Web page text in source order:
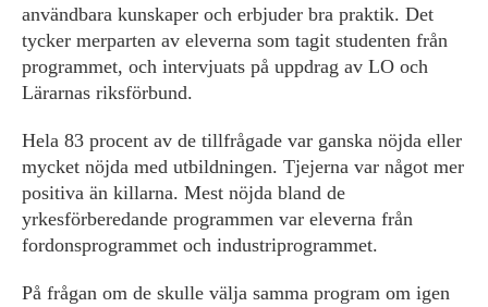
användbara kunskaper och erbjuder bra praktik. Det
tycker merparten av eleverna som tagit studenten från
programmet, och intervjuats på uppdrag av LO och
Lärarnas riksförbund.
Hela 83 procent av de tillfrågade var ganska nöjda eller
mycket nöjda med utbildningen. Tjejerna var något mer
positiva än killarna. Mest nöjda bland de
yrkesförberedande programmen var eleverna från
fordonsprogrammet och industriprogrammet.
På frågan om de skulle välja samma program om igen